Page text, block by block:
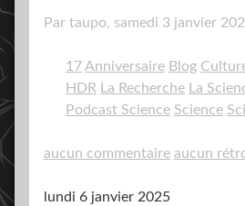
Par taupo, samedi 3 janvier
17 Anniversaire Blog
HDR
La Recherche La
Podcast Science Science
aucun commentaire aucun
lundi 6 janvier 2025